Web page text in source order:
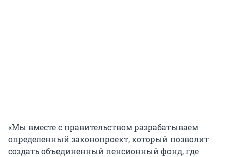
«Мы вместе с правительством разрабатываем
определенный законопроект, который позволит
создать объединенный пенсионный фонд, где